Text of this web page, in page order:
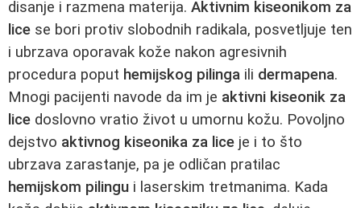
disanje i razmena materija. Aktivnim kiseonikom za
lice se bori protiv slobodnih radikala, posvetljuje ten
i ubrzava oporavak kože nakon agresivnih
procedura poput hemijskog pilinga ili dermapena.
Mnogi pacijenti navode da im je aktivni kiseonik za
lice doslovno vratio život u umornu kožu. Povoljno
dejstvo aktivnog kiseonika za lice je i to što
ubrzava zarastanje, pa je odličan pratilac
hemijskom pilingu i laserskim tretmanima. Kada